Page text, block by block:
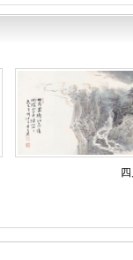
2015年5月
斌》… [ 全文
2015年4月
第22期）
01版：“大
现代名家
全文
01版：“大红
2014回馈专
四月蜀乡